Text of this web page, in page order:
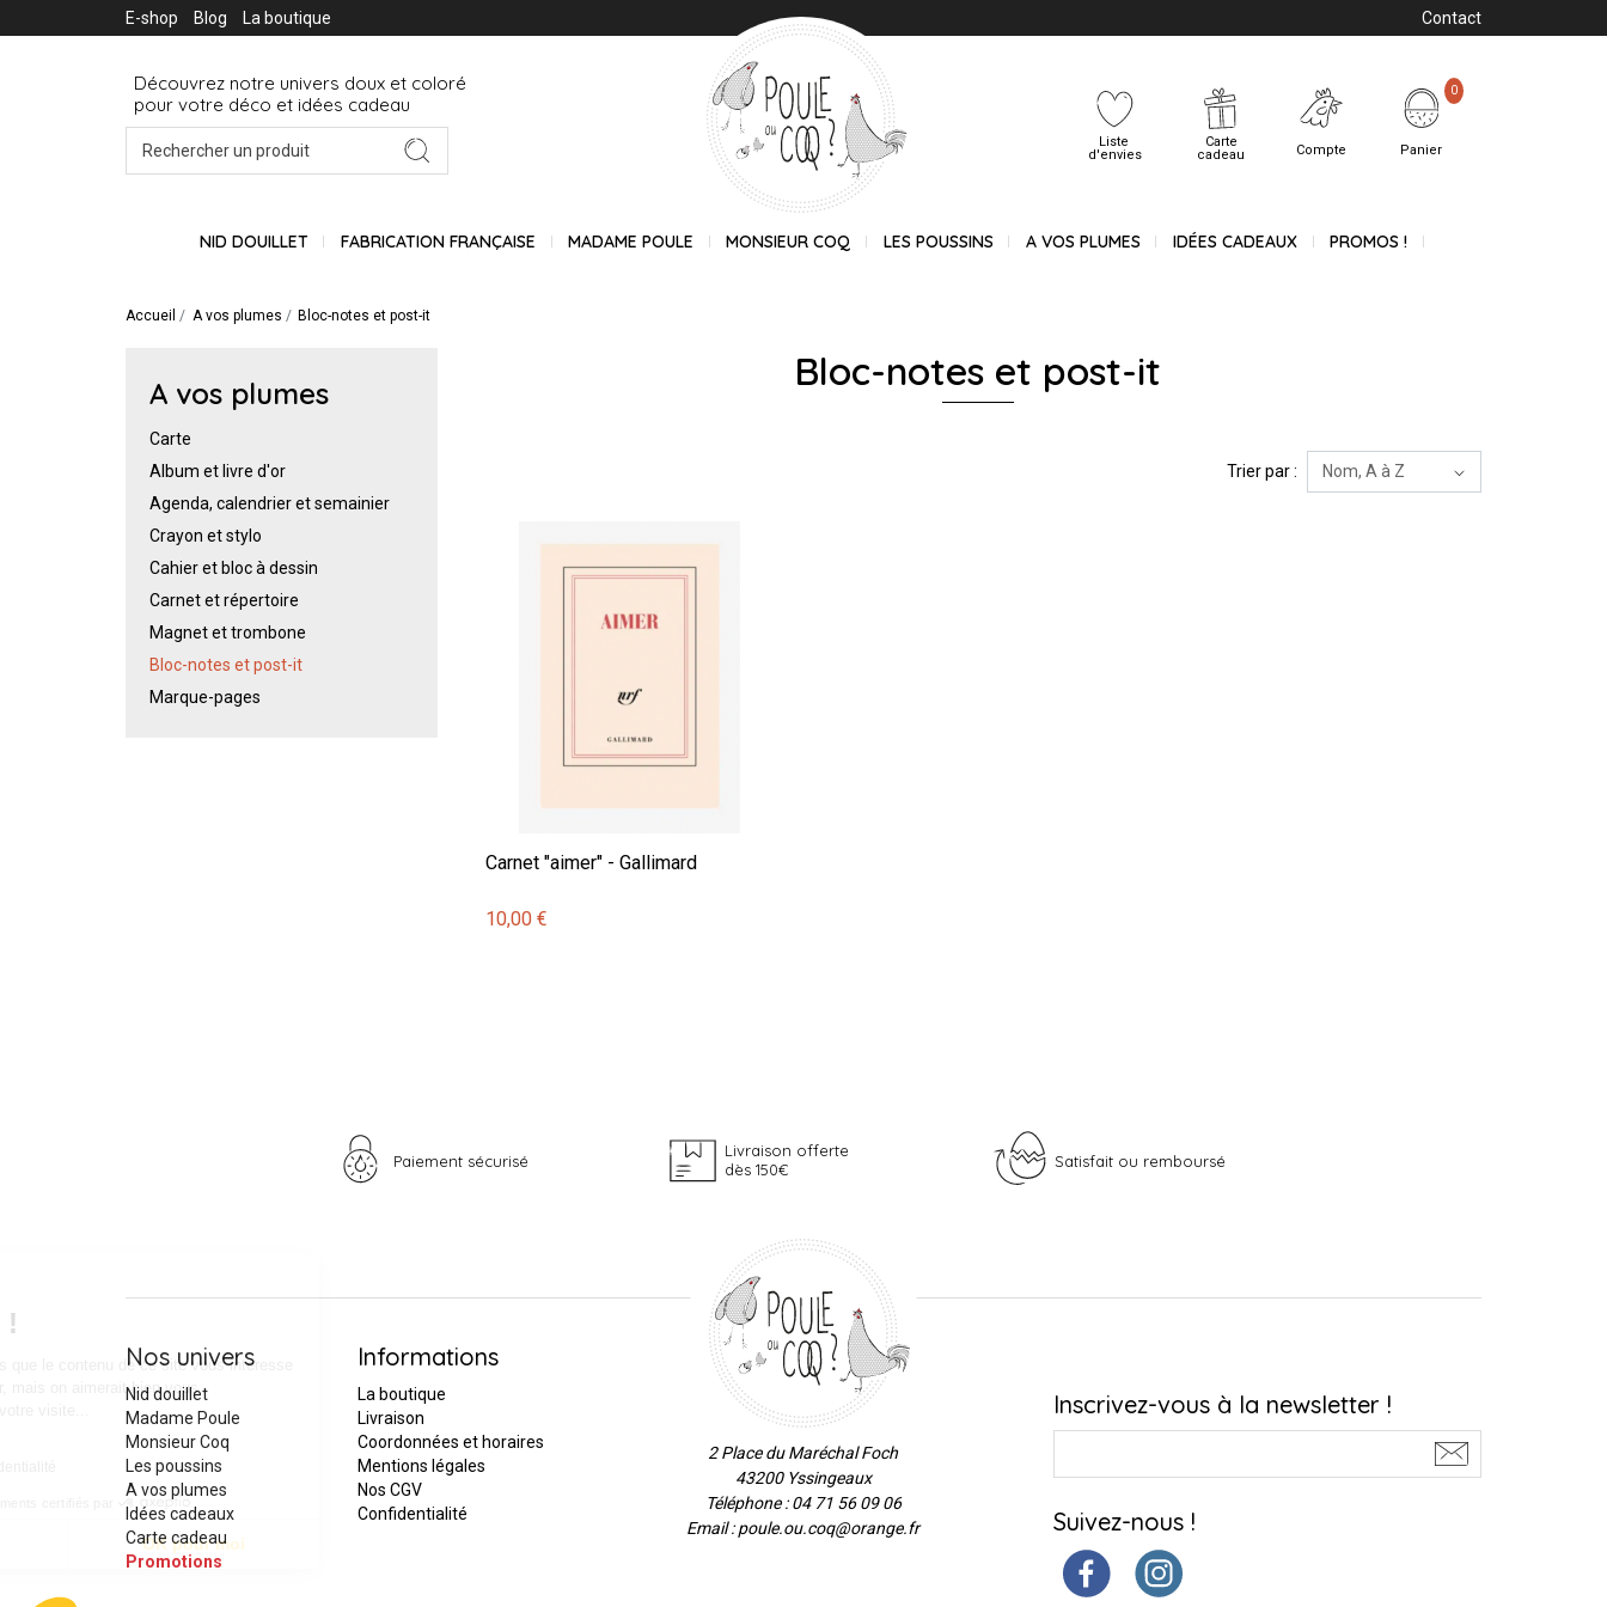
E-shop Blog La boutique Contact
Découvrez notre univers doux et coloré
pour votre déco et idées cadeau
Liste
d'envies
Carte
cadeau
Compte Panier
0
NID DOUILLET FABRICATION FRANÇAISE MADAME POULE MONSIEUR COQ LES POUSSINS A VOS PLUMES IDÉES CADEAUX PROMOS !
Accueil A vos plumes Bloc-notes et post-it
A vos plumes
Carte
Album et livre d'or
Agenda, calendrier et semainier
Crayon et stylo
Cahier et bloc à dessin
Carnet et répertoire
Magnet et trombone
Bloc-notes et post-it
Marque-pages
Bloc-notes et post-it
Trier par :
Carnet "aimer" - Gallimard
10,00 €
Paiement sécurisé
Livraison offerte
dès 150€
Satisfait ou remboursé
Nos univers
Nid douillet
Madame Poule
Monsieur Coq
Les poussins
A vos plumes
Idées cadeaux
Carte cadeau
Promotions
Informations
La boutique
Livraison
Coordonnées et horaires
Mentions légales
Nos CGV
Confidentialité
2 Place du Maréchal Foch
43200 Yssingeaux
Téléphone : 04 71 56 09 06
Email : poule.ou.coq@orange.fr
Inscrivez-vous à la newsletter !
Suivez-nous !
Salut c'est nous...
On a attendu d'être sûrs que le contenu de ce site vous intéresse
avant de vous déranger, mais on aimerait bien vous
accompagner pendant votre visite...
C'est OK pour vous ?
Lire la politique de confidentialité
Consentements certifiés par
Je choisis